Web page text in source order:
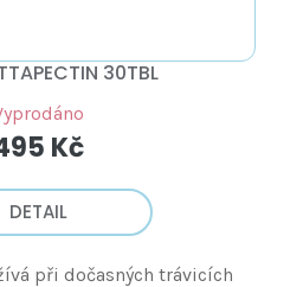
30TBL
Kč
DETAIL
při dočasných trávicích